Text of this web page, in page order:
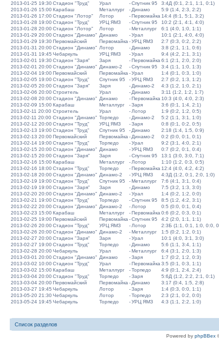
2013-01-25 19:30Стадион "Труд" Урал -Спутник 95
3:4Д (0:1, 2:1, 1:1, 0:1)
2013-01-26 15:00Карабаш Металлург - Динамо
5:9 (1:4, 2:3, 2:2)
2013-01-26 17:00Стадион "Лотор" Лотор -Первомайка 14:4 (6:1, 5:1, 3:2)
2013-01-28 19:00Стадион "Труд" УРЦ ЯМЗ -Спутник 95
10:2 (2:1, 4:1, 4:0)
2013-01-28 20:00Стадион "Лотор" Лотор -Металлург
6:1 (4:0, 1:0, 1:1)
2013-01-29 20:00Стадион "Динамо" Динамо -Урал
10:1 (2:1, 4:0, 4:0)
2013-01-29 19:30Первомайский Первомайка -УРЦ ЯМЗ
2:7 (0:3, 0:2, 2:2)
2013-01-31 20:00Стадион "Динамо" Лотор - Динамо
3:8 (2:1, 1:1, 0:6)
2013-01-31 19:45 Чебаркуль УРЦ ЯМЗ -Урал
9:4 (4:2, 2:1, 3:1)
2013-02-01 19:30Стадион "Заря" Заря -Первомайка 6:1 (2:1, 2:0, 2:0)
2013-02-01 20:00Стадион "Динамо" Динамо-2 -Спутник 95
3:4 (1:1, 1:0, 1:3)
2013-02-04 19:00Первомайский Первомайка -Урал
1:4 (0:1, 0:3, 1:0)
2013-02-05 19:00Стадион "Труд" Спутник 95 -УРЦ ЯМЗ
2:7 (0:2, 1:3, 1:2)
2013-02-05 20:00Стадион "Заря" Заря - Динамо-2
4:3 (1:2, 1:0, 2:1)
2013-02-06 20:00Строитель Урал - Динамо
3:11 (1:2, 1:2, 1:7)
2013-02-08 20:00Стадион "Динамо" Динамо -Первомайка 10:3 (4:0, 4:0, 2:3)
2013-02-09 15:00Карабаш Металлург -Заря
3:6 (0:1, 1:4, 2:1)
2013-02-11 20:00 Строитель Урал - Лотор
1:9 (0:2, 1:2, 0:5)
2013-02-11 20:00 Стадион "Динамо" Торпедо - Динамо-2
5:2 (1:1, 3:1, 1:0)
2013-02-12 20:00Стадион "Труд" УРЦ ЯМЗ -Заря
0:8 (0:1, 0:2, 0:5)
2013-02-13 19:00Стадион "Труд" Спутник 95 - Динамо
2:18 (1:4, 1:5, 0:9)
2013-02-13 20:00Первомайский Первомайка - Динамо-2
0:2 (0:0, 0:1, 0:1)
2013-02-14 19:00Стадион "Труд" Торпедо -Урал
9:2 (3:1, 4:0, 2:1)
2013-02-15 20:00Стадион "Динамо" Динамо -УРЦ ЯМЗ
0:7 (0:2, 0:1, 0:4)
2013-02-15 20:00Стадион "Заря" Заря -Спутник 95
13:1 (3:0, 3:0, 7:1)
2013-02-16 15:00Карабаш Металлург - Лотор
1:10 (1:2, 0:3, 0:5)
2013-02-16 18:00Стадион "Труд" Торпедо -Первомайка 12:4 (4:0, 4:2, 4:2)
2013-02-18 20:00Стадион "Динамо" Динамо-2 -УРЦ ЯМЗ
4:3Д (1:2, 0:1, 2:0, 1:0)
2013-02-19 19:00Стадион "Труд" Спутник 95 -Металлург
7:6 (4:1, 3:1, 0:4)
2013-02-19 19:00Стадион "Заря" Заря - Динамо
7:5 (3:2, 1:3, 3:0)
2013-02-20 20:00Стадион "Динамо" Динамо-2 -Урал
1:4 (0:2, 1:2, 0:0)
2013-02-21 19:00Стадион "Труд" Торпедо -Спутник 95
8:5 (1:2, 4:2, 3:1)
2013-02-22 20:00Стадион "Динамо" Динамо-2 - Лотор
0:5 (0:0, 0:1, 0:4)
2013-02-23 15:00Карабаш Металлург -Первомайка 0:6 (0:2, 0:3, 0:1)
2013-02-25 19:00Первомайский Первомайка -Спутник 95
4:2 (2:0, 1:1, 1:1)
2013-02-26 20:00Стадион "Труд" УРЦ ЯМЗ - Лотор
2:3Б (1:1, 0:1, 1:0, 0:0,
2013-02-26 20:00Стадион "Динамо" Динамо-2 -Металлург
1:5 (0:2, 1:2, 0:1)
2013-02-27 20:00Стадион "Заря" Заря -Урал
10:1 (4:0, 3:1, 3:0)
2013-02-27 19:00Стадион "Труд" Торпедо - Динамо
5:6 (1:1, 3:4, 1:1)
2013-02-28 20:00Чебаркуль Урал -Металлург
6:4 (3:1, 2:0, 1:3)
2013-03-01 20:00Стадион "Динамо" Динамо -Заря
1:7 (0:2, 1:2, 0:3)
2013-03-02 10:00Стадион "Труд" Урал -Первомайка 3:5 (0:1, 0:3, 1:1)
2013-03-02 15:00Карабаш Металлург -Торпедо
4:9 (0:1, 2:4, 2:4)
2013-03-04 20:00Стадион "Труд" Торпедо -Заря
5:6Д (1:2, 2:2, 2:1, 0:1)
2013-03-04 20:00Первомайский Первомайка - Динамо
3:17 (0:4, 1:5, 2:8)
2013-03-27 19:45 Чебаркуль Лотор -Заря
1:4 (0:3, 0:0, 1:1)
2013-05-20 21:30Чебаркуль Лотор -Торпедо
2:3 (2:1, 0:2, 0:0)
2013-05-24 19:45 Чебаркуль Торпедо -УРЦ ЯМЗ 4:3 (1:1, 2:2, 1:0)
Список разделов
Powered by phpBBex